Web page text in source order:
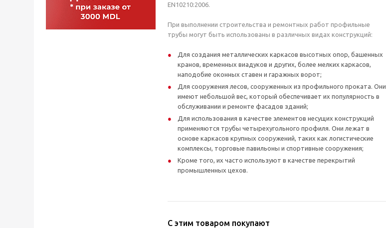
EN10210:2006.
При выполнении строительства и ремонтных работ профильные
трубы могут быть использованы в различных видах конструкций:
Для создания металлических каркасов высотных опор, башенных
кранов, временных виадуков и других, более мелких каркасов,
наподобие оконных ставен и гаражных ворот;
Для сооружения лесов, сооруженных из профильного проката. Они
имеют небольшой вес, который обеспечивает их популярность в
обслуживании и ремонте фасадов зданий;
Для использования в качестве элементов несущих конструкций
применяются трубы четырехугольного профиля. Они лежат в
основе каркасов крупных сооружений, таких как логистические
комплексы, торговые павильоны и спортивные сооружения;
Кроме того, их часто используют в качестве перекрытий
промышленных цехов.
С этим товаром покупают